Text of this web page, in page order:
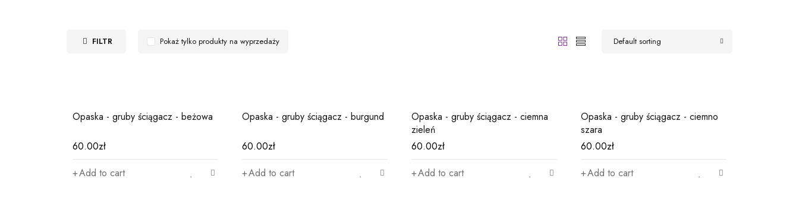
FILTR Default sorting
Pokaż tylko produkty na wyprzedaży
Opaska - gruby ściągacz - beżowa
60.00zł
Add to cart
Opaska - gruby ściągacz - burgund
60.00zł
Add to cart
Opaska - gruby ściągacz - ciemna
zieleń
60.00zł
Add to cart
Opaska - gruby ściągacz - ciemno
szara
60.00zł
Add to cart